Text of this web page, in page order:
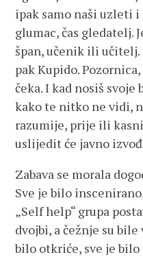
ipak samo naši uzleti i
glumac, čas gledatelj.
špan, učenik ili
pak Kupido.
čeka. I kad nosiš
kako te nitko ne vidi,
razumije, prije ili
uslijedit će javno
Zabava se morala
Sve je bilo
„Self help“ grupa
dvojbi, a čežnje su
bilo otkriće, sve je